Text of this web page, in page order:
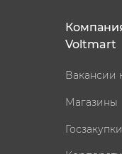
Voltmart
Вакансии
Магазины
Госзакупки